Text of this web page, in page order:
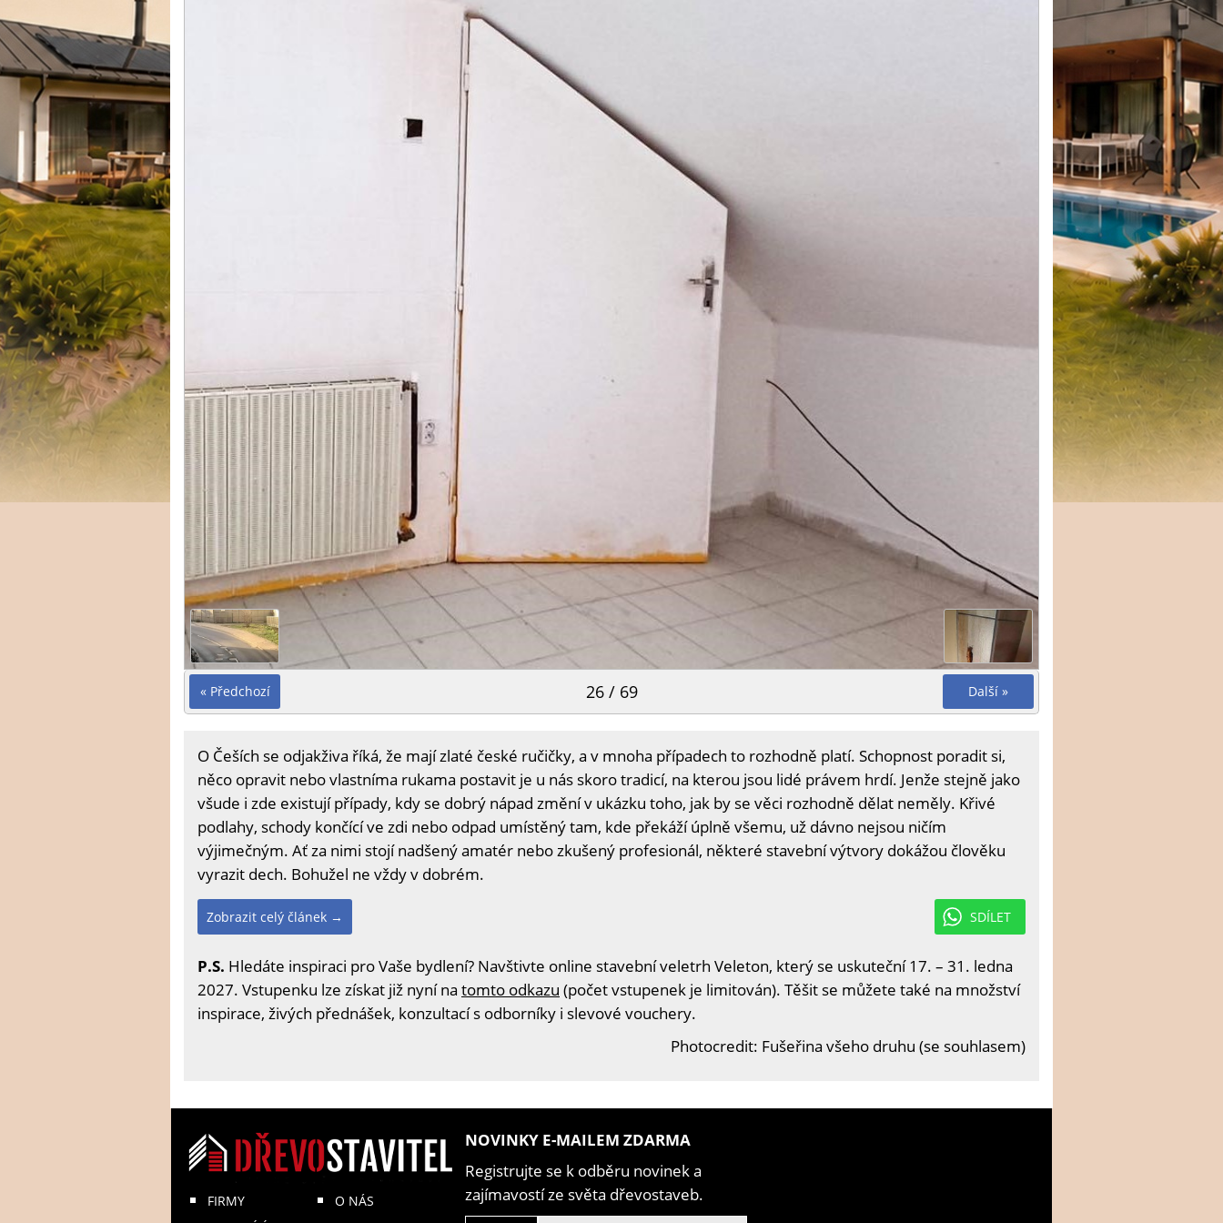
« Předchozí Další »
26 / 69
O Češích se odjakživa říká, že mají zlaté české ručičky, a v mnoha případech to rozhodně platí. Schopnost poradit si,
něco opravit nebo vlastníma rukama postavit je u nás skoro tradicí, na kterou jsou lidé právem hrdí. Jenže stejně jako
všude i zde existují případy, kdy se dobrý nápad změní v ukázku toho, jak by se věci rozhodně dělat neměly. Křivé
podlahy, schody končící ve zdi nebo odpad umístěný tam, kde překáží úplně všemu, už dávno nejsou ničím
výjimečným. Ať za nimi stojí nadšený amatér nebo zkušený profesionál, některé stavební výtvory dokážou člověku
vyrazit dech. Bohužel ne vždy v dobrém.
SDÍLET
Zobrazit celý článek →
P.S. Hledáte inspiraci pro Vaše bydlení? Navštivte online stavební veletrh Veleton, který se uskuteční 17. – 31. ledna
2027. Vstupenku lze získat již nyní na tomto odkazu (počet vstupenek je limitován). Těšit se můžete také na množství
inspirace, živých přednášek, konzultací s odborníky i slevové vouchery.
Photocredit: Fušeřina všeho druhu (se souhlasem)
FIRMY
O NÁS
NOVINKY E-MAILEM ZDARMA
Registrujte se k odběru novinek a
zajímavostí ze světa dřevostaveb.